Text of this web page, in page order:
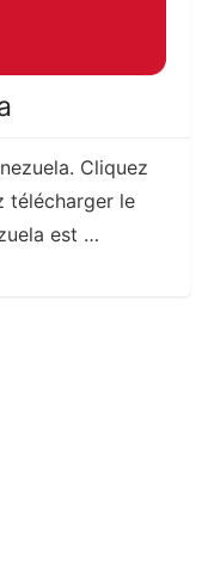
Cliquez
télécharger le
est …